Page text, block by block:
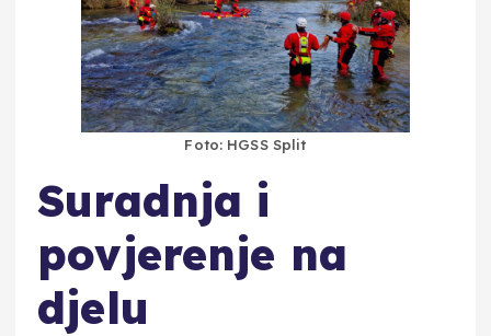
Foto: HGSS Split
Suradnja i
povjerenje na
djelu